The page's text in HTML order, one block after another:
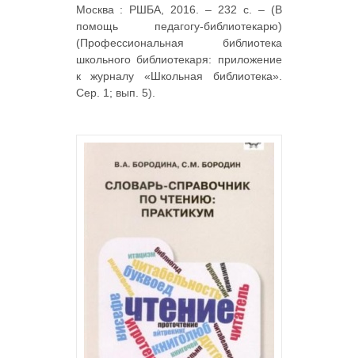
Москва : РШБА, 2016. – 232 с. – (В
помощь педагогу-библиотекарю)
(Профессиональная библиотека
школьного библиотекаря: приложение
к журналу «Школьная библиотека».
Сер. 1; вып. 5).